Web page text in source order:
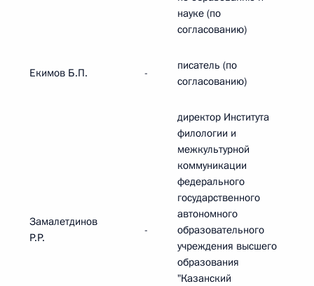
науке (по
согласованию)
Екимов Б.П. -
писатель (по
согласованию)
Замалетдинов
Р.Р.
-
директор Института
филологии и
межкультурной
коммуникации
федерального
государственного
автономного
образовательного
учреждения высшего
образования
"Казанский